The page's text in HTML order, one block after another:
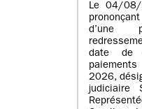
Le 04/08/
d’une
date de
2026,
judiciaire